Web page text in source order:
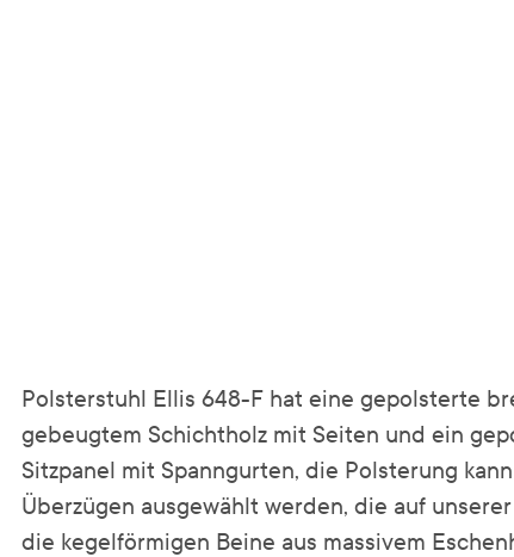
Polsterstuhl Ellis 648-F hat eine gepolsterte
gebeugtem Schichtholz mit Seiten und ein
Sitzpanel mit Spanngurten, die Polsterung
Überzügen ausgewählt werden, die auf
die kegelförmigen Beine aus massivem